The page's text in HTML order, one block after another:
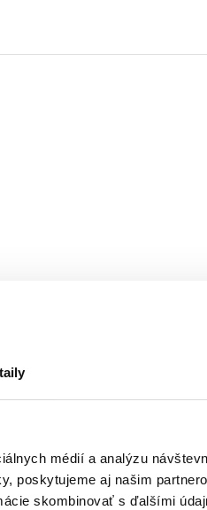
médií a analýzu
poskytujeme aj našim
skombinovať s ďalšími